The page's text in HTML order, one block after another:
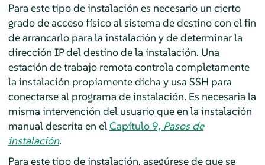
Para este tipo de instalación es necesario un cierto
grado de acceso físico al sistema de destino con el fin
de arrancarlo para la instalación y de determinar la
dirección IP del destino de la instalación. Una
estación de trabajo remota controla completamente
la instalación propiamente dicha y usa SSH para
conectarse al programa de instalación. Es necesaria la
misma intervención del usuario que en la instalación
manual descrita en elCapítulo 9, Pasos de
instalación.
Para este tipo de instalación, asegúrese de que se